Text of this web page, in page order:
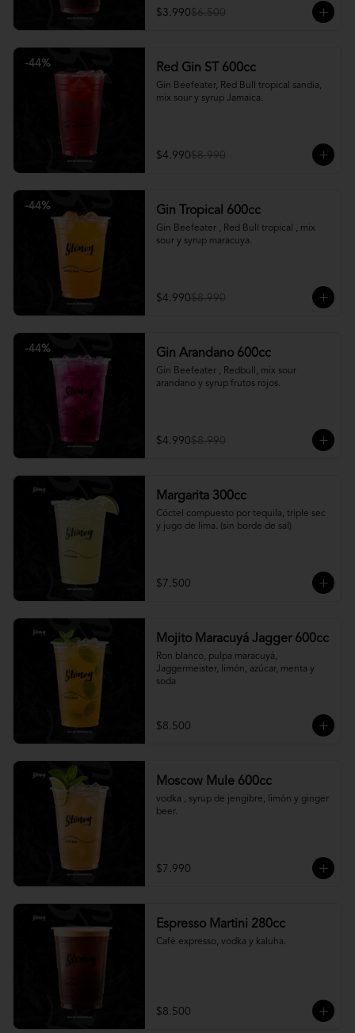
$3.990$6.500
-44% Red Gin ST 600cc
Gin Beefeater, Red Bull tropical sandia,
mix sour y syrup Jamaica.
$4.990$8.990
-44% Gin Tropical 600cc
Gin Beefeater , Red Bull tropical , mix
sour y syrup maracuya.
$4.990$8.990
-44% Gin Arandano 600cc
Gin Beefeater , Redbull, mix sour
arandano y syrup frutos rojos.
$4.990$8.990
Margarita 300cc
Cóctel compuesto por tequila, triple sec
y jugo de lima. (sin borde de sal)
$7.500
Mojito Maracuyá Jagger 600cc
Ron blanco, pulpa maracuyá,
Jaggermeister, limón, azúcar, menta y
soda
$8.500
Moscow Mule 600cc
vodka , syrup de jengibre, limón y ginger
beer.
$7.990
Espresso Martini 280cc
Café expresso, vodka y kaluha.
$8.500